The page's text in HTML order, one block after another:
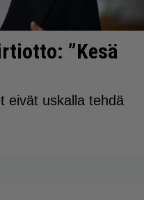
”Kesä
eivät uskalla tehdä